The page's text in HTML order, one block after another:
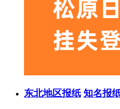
东北地区报纸 知名报